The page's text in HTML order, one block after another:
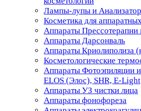
Лампы-лупы и
Косметика для
Аппараты
Аппараты Дарсонваль
Аппараты Криолиполиза
Косметологические
Аппараты Фотоэпиляции
ELOS (Элос), SHR, E-
Аппараты УЗ чистки лица
Аппараты фонофореза